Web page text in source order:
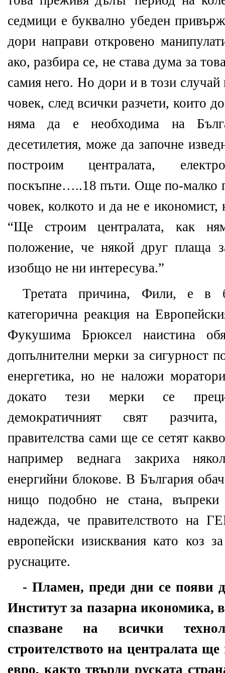
седмици е буквално убеден
дори направи откровено
ако, разбира се, не става дума за
самия него. Но дори и в този случай
човек, след всички разчети, които
няма да е необходима на
десетилетия, може да започне
построим централата,
поскъпне…..18 пъти. Още по-малко
човек, колкото и да не е икономист,
“Ще строим централата, как
положение, че някой друг плаща
изобщо не ни интересува.”
Третата причина, Фили, е в
категорична реакция на
Фукушима Брюксел наистина
допълнителни мерки за сигурност
енергетика, но не наложи
докато тези мерки се
демократичният свят
правителства сами ще се сетят
например веднага закриха
енергийни блокове. В България
нищо подобно не стана, въпреки
надежда, че правителството на
европейски изисквания като коз
руснаците.
- Пламен, преди дни се появи
Институт за пазарна икономика,
спазване на всички
строителството на централата
евро, както твърди руската